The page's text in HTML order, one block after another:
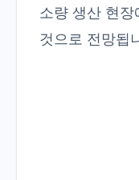
소량 생산 현
것으로 전망됩